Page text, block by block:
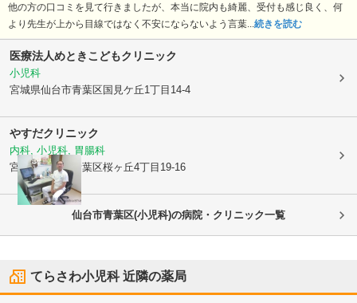
他の方の口コミを見て行きましたが、本当に院内も綺麗、受付も感じ良く、何
より先生が上から目線ではなく不安にならないよう言葉...続きを読む
医療法人めときこどもクリニック
小児科
宮城県仙台市青葉区 国見ケ丘1丁目14-4
やすだクリニック
内科, 小児科, 胃腸科
宮城県仙台市青葉区桜ヶ丘4丁目19-16
仙台市青葉区(小児科)の病院・クリニック一覧
てらさわ小児科近隣の薬局